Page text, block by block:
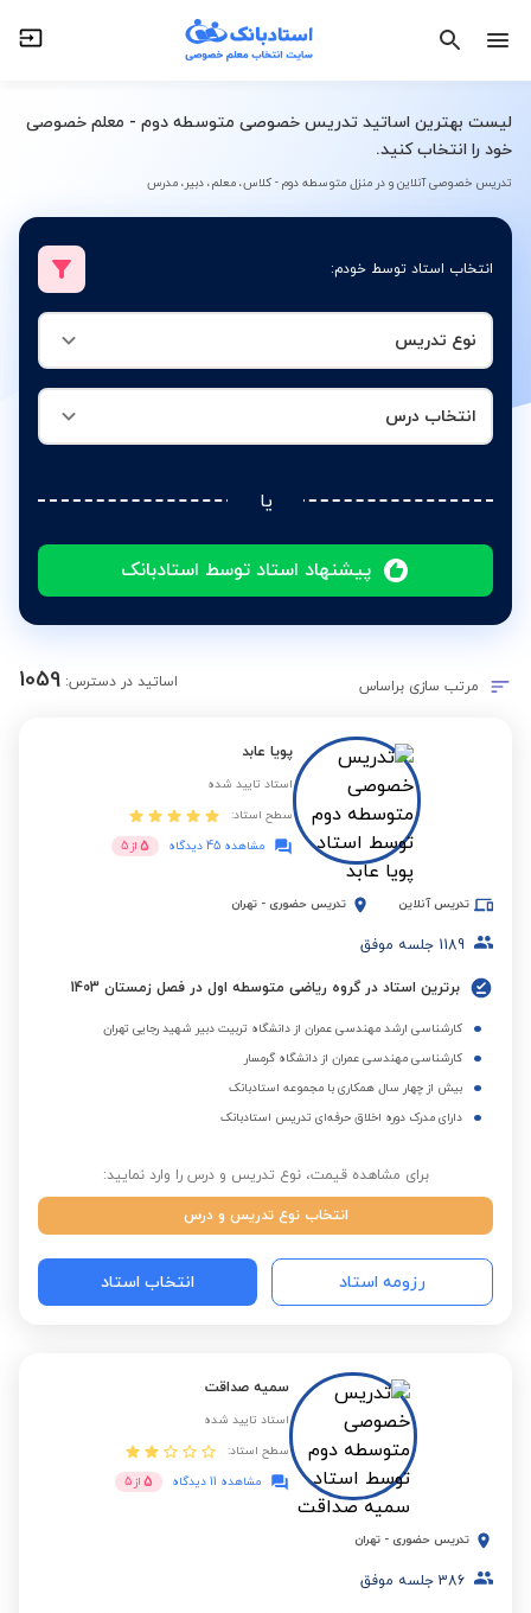
لیست بهترین اساتید تدریس خصوصی متوسطه دوم - معلم خصوصی
خود را انتخاب کنید.
تدریس خصوصی آنلاین و در منزل متوسطه دوم - کلاس، معلم، دبیر، مدرس
انتخاب استاد توسط خودم:
نوع تدریس
انتخاب درس
یا
پیشنهاد استاد توسط استادبانک
انتخاب درس
مرتب سازی براساس اساتید در دسترس: 1059
پویا عابد
استاد تایید شده
سطح استاد:
مشاهده 45 دیدگاه
5 از 5
تدریس آنلاین تدریس حضوری - تهران
1189 جلسه موفق
برترین استاد در گروه ریاضی متوسطه اول در فصل زمستان 1403
کارشناسی ارشد مهندسی عمران از دانشگاه تربیت دبیر شهید رجایی تهران
کارشناسی مهندسی عمران از دانشگاه گرمسار
بیش از چهار سال همکاری با مجموعه استادبانک
دارای مدرک دوره اخلاق حرفه‌ای تدریس استادبانک
برای مشاهده قیمت، نوع تدریس و درس را وارد نمایید:
انتخاب نوع تدریس و درس
رزومه استاد انتخاب استاد
سمیه صداقت
استاد تایید شده
سطح استاد:
مشاهده 11 دیدگاه
5 از 5
تدریس حضوری - تهران
386 جلسه موفق